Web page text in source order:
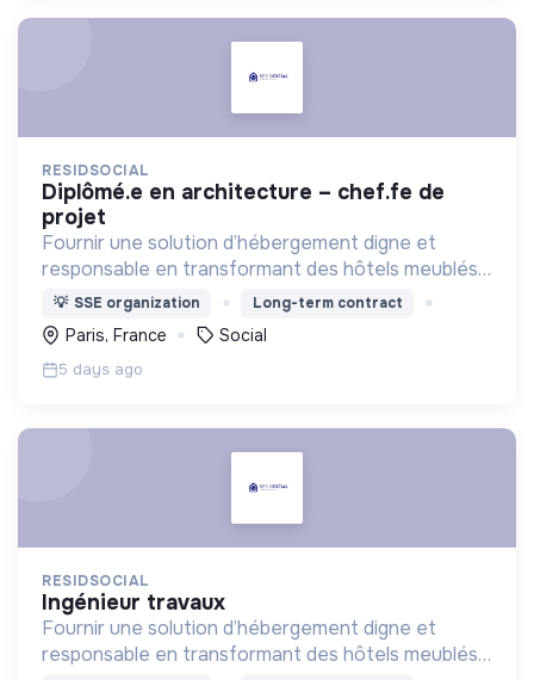
RESIDSOCIAL
diplômé.e en architecture – chef.fe de
projet
Fournir une solution d’hébergement digne et
responsable en transformant des hôtels meublés
pour les adapter à l'accueil de familles en situation
de précarité.
💡 SSE organization Long-term contract
Paris, France Social
5 days ago
RESIDSOCIAL
ingénieur travaux
Fournir une solution d’hébergement digne et
responsable en transformant des hôtels meublés